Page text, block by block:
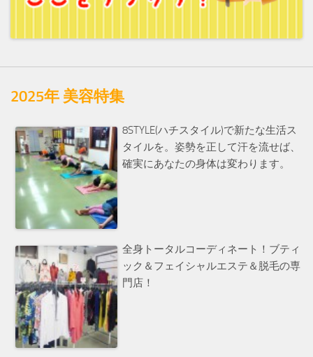
2025年 美容特集
8STYLE(ハチスタイル)で新たな生活ス
タイルを。姿勢を正して汗を流せば、
確実にあなたの身体は変わります。
全身トータルコーディネート！ブティ
ック＆フェイシャルエステ＆脱毛の専
門店！